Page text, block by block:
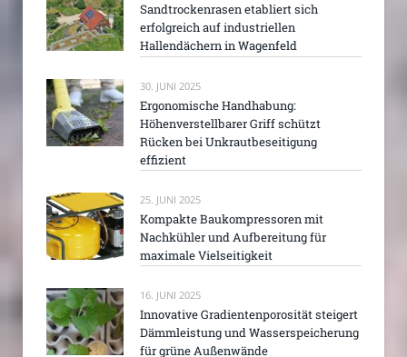
Sandtrockenrasen etabliert sich
erfolgreich auf industriellen
Hallendächern in Wagenfeld
30. JUNI 2025
Ergonomische Handhabung:
Höhenverstellbarer Griff schützt
Rücken bei Unkrautbeseitigung
effizient
25. JUNI 2025
Kompakte Baukompressoren mit
Nachkühler und Aufbereitung für
maximale Vielseitigkeit
16. JUNI 2025
Innovative Gradientenporosität steigert
Dämmleistung und Wasserspeicherung
für grüne Außenwände